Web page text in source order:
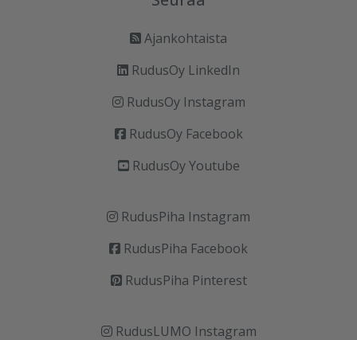
Ajankohtaista
RudusOy LinkedIn
RudusOy Instagram
RudusOy Facebook
RudusOy Youtube
RudusPiha Instagram
RudusPiha Facebook
RudusPiha Pinterest
RudusLUMO Instagram